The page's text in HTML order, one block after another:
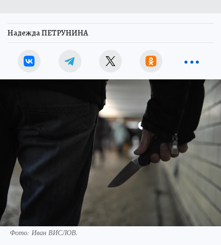
Надежда ПЕТРУНИНА
Фото: Иван ВИСЛОВ.